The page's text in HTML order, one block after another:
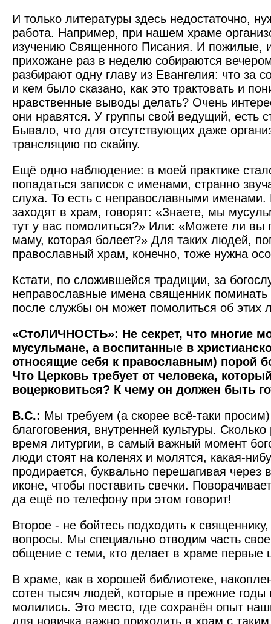
И только литературы здесь недостаточно,
работа. Например, при нашем храме
изучению Священного Писания. И пожилые,
прихожане раз в неделю собираются
разбирают одну главу из Евангелия: что за
и кем было сказано, как это трактовать и
нравственные выводы делать? Очень
они нравятся. У группы свой ведущий, есть
Бывало, что для отсут­ствующих даже
трансляцию по скайпу.
Ещё одно наблюдение: в моей практике
попадаться записок с именами, странно
слуха. То есть с неправославными
заходят в храм, говорят: «Знаете, мы
тут у вас помолиться?» Или: «Можете ли вы
маму, которая болеет?» Для таких людей,
православный храм, конечно, тоже нужна
Кстати, по сложившейся традиции, за
неправославные имена священник
после службы он может помолиться об этих
«СтоЛИЧНОСТЬ»: Не секрет, что многие
мусульмане, а воспитанные в
относящие себя к православным) порой
Что Церковь требует от человека,
воцерковиться? К чему он должен быть
В.С.: Мы требуем (а скорее всё-таки
благоговения, внутренней культуры.
время литургии, в самый важный момент
люди стоят на коленях и молятся, какая-
продирается, буквально перешагивая
иконе, чтобы поставить свечки.
да ещё по телефону при этом говорит!
Второе - не бойтесь подходить к
вопросы. Мы специально отводим часть
общение с теми, кто делает в храме первые
В храме, как в хорошей библиотеке,
сотен тысяч людей, которые в прежние годы
молились. Это место, где сохранён опыт
для новичка важно приходить в храм с